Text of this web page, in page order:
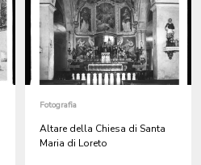
Fotografia
Altare della Chiesa di Santa
Maria di Loreto